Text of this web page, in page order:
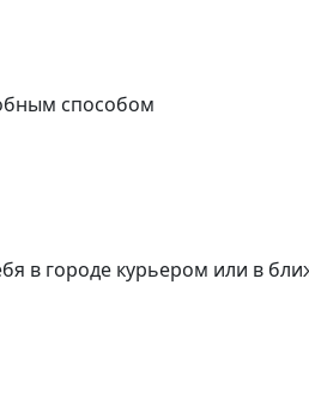
способом
в городе курьером или в